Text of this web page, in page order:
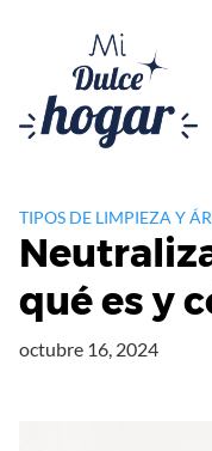
contenido
TIPOS DE LIMPIEZA Y
qué es y
octubre 16, 2024